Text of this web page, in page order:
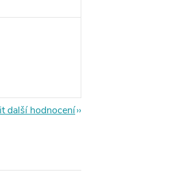
další hodnocení